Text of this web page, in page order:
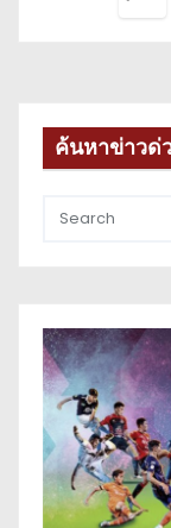
t
g
i
n
a
ค้นหาข่าวด่